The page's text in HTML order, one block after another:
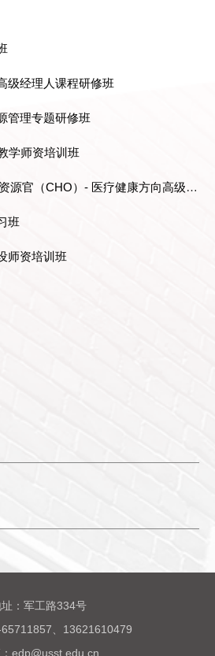
级经理人课程研修班
管理专题研修班
学师资培训班
源官（CHO）- 医疗健康方向高级研
班
师资培训班
：军工路334号
、13621610479
edp@usst.edu.cn